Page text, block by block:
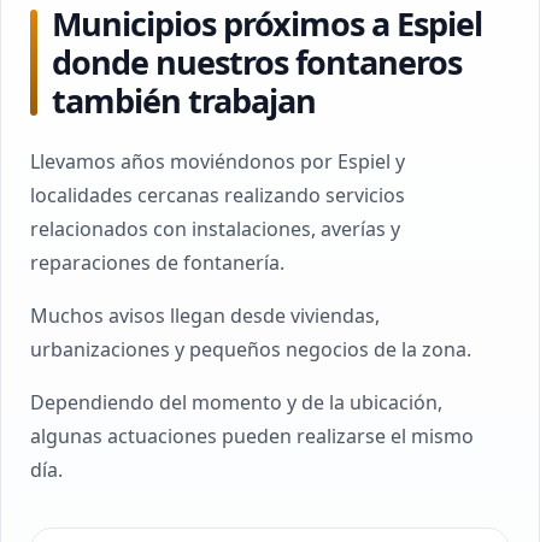
Municipios próximos a Espiel
donde nuestros fontaneros
también trabajan
Llevamos años moviéndonos por Espiel y
localidades cercanas realizando servicios
relacionados con instalaciones, averías y
reparaciones de fontanería.
Muchos avisos llegan desde viviendas,
urbanizaciones y pequeños negocios de la zona.
Dependiendo del momento y de la ubicación,
algunas actuaciones pueden realizarse el mismo
día.